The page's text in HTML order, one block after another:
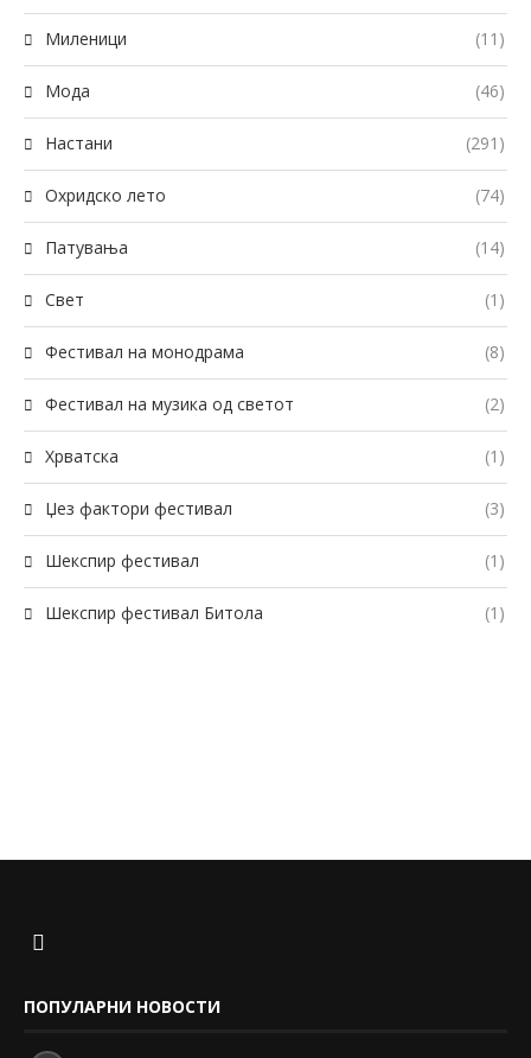
Миленици (11)
Мода (46)
Настани (291)
Охридско лето (74)
Патувања (14)
Свет (1)
Фестивал на монодрама (8)
Фестивал на музика од светот (2)
Хрватска (1)
Џез фактори фестивал (3)
Шекспир фестивал (1)
Шекспир фестивал Битола (1)
ПОПУЛАРНИ НОВОСТИ